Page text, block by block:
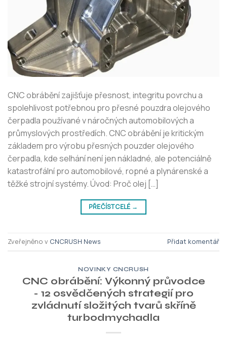
CNC obrábění zajišťuje přesnost, integritu povrchu a
spolehlivost potřebnou pro přesné pouzdra olejového
čerpadla používané v náročných automobilových a
průmyslových prostředích. CNC obrábění je kritickým
základem pro výrobu přesných pouzder olejového
čerpadla, kde selhání není jen nákladné, ale potenciálně
katastrofální pro automobilové, ropné a plynárenské a
těžké strojní systémy. Úvod: Proč olej […]
PŘEČÍST CELÉ →
Zveřejněno v CNCRUSH News Přidat komentář
NOVINKY CNCRUSH
CNC obrábění: Výkonný průvodce
- 12 osvědčených strategií pro
zvládnutí složitých tvarů skříně
turbodmychadla